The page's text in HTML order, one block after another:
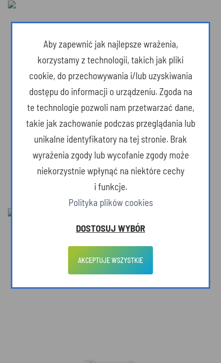
Dzika przyroda
Aby zapewnić jak najlepsze wrażenia,
korzystamy z technologii, takich jak pliki
cookie, do przechowywania i/lub uzyskiwania
dostępu do informacji o urządzeniu. Zgoda na
te technologie pozwoli nam przetwarzać dane,
takie jak zachowanie podczas przeglądania lub
unikalne identyfikatory na tej stronie. Brak
wyrażenia zgody lub wycofanie zgody może
niekorzystnie wpłynąć na niektóre cechy
i funkcje.
Polityka plików cookies
DOSTOSUJ WYBÓR
AKCEPTUJE WSZYSTKIE